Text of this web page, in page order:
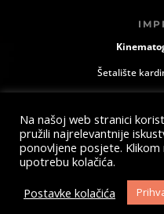
Šetalište
Na našoj web stranici
pružili najrelevantnije
ponovljene posjete.
upotrebu kolačića.
Postavke kolačića